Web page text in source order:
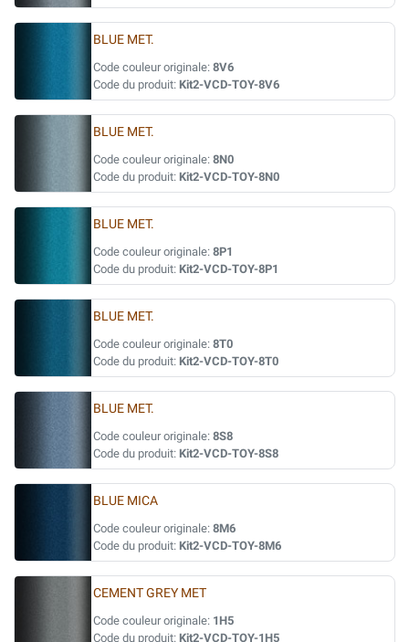
BLUE MET.
Code couleur originale: 8V6
Code du produit: Kit2-VCD-TOY-8V6
BLUE MET.
Code couleur originale: 8N0
Code du produit: Kit2-VCD-TOY-8N0
BLUE MET.
Code couleur originale: 8P1
Code du produit: Kit2-VCD-TOY-8P1
BLUE MET.
Code couleur originale: 8T0
Code du produit: Kit2-VCD-TOY-8T0
BLUE MET.
Code couleur originale: 8S8
Code du produit: Kit2-VCD-TOY-8S8
BLUE MICA
Code couleur originale: 8M6
Code du produit: Kit2-VCD-TOY-8M6
CEMENT GREY MET
Code couleur originale: 1H5
Code du produit: Kit2-VCD-TOY-1H5